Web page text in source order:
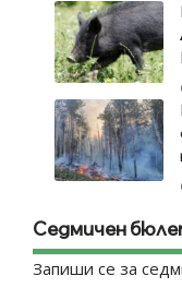
Седмичен
Запиши се за